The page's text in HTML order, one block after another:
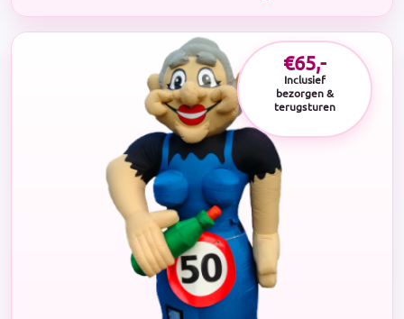
€65,-
Inclusief
bezorgen &
terugsturen